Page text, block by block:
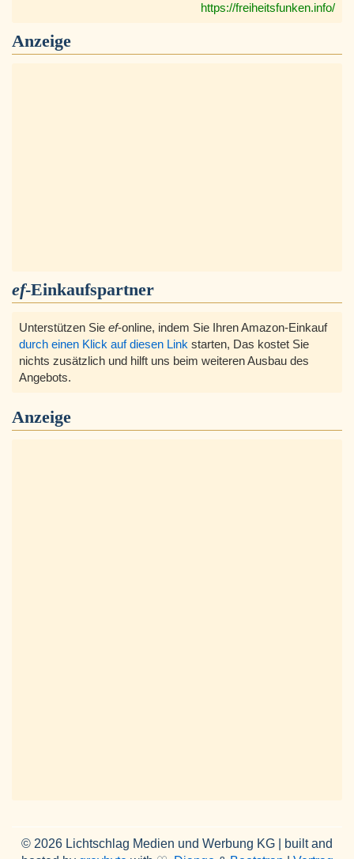
https://freiheitsfunken.info/
Anzeige
ef-Einkaufspartner
Unterstützen Sie ef-online, indem Sie Ihren Amazon-Einkauf
durch einen Klick auf diesen Link starten, Das kostet Sie
nichts zusätzlich und hilft uns beim weiteren Ausbau des
Angebots.
Anzeige
© 2026 Lichtschlag Medien und Werbung KG | built and